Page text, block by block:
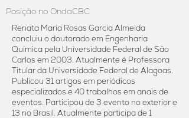
Posição no OndaCBC
Renata Maria Rosas Garcia Almeida
concluiu o doutorado em Engenharia
Química pela Universidade Federal de São
Carlos em 2003. Atualmente é Professora
Titular da Universidade Federal de Alagoas.
Publicou 31 artigos em periódicos
especializados e 40 trabalhos em anais de
eventos. Participou de 3 evento no exterior e
13 no Brasil. Atualmente participa de 1